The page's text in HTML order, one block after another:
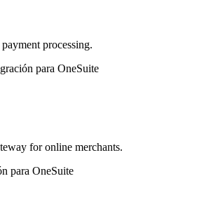
processing.
for online merchants.